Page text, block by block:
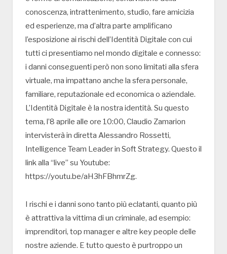
conoscenza, intrattenimento, studio, fare amicizia
ed esperienze, ma d’altra parte amplificano
l’esposizione ai rischi dell’Identità Digitale con cui
tutti ci presentiamo nel mondo digitale e connesso:
i danni conseguenti però non sono limitati alla sfera
virtuale, ma impattano anche la sfera personale,
familiare, reputazionale ed economica o aziendale.
L’Identità Digitale è la nostra identità. Su questo
tema, l’8 aprile alle ore 10:00, Claudio Zamarion
intervisterà in diretta Alessandro Rossetti,
Intelligence Team Leader in Soft Strategy. Questo il
link alla “live” su Youtube:
https://youtu.be/aH3hFBhmrZg.
I rischi e i danni sono tanto più eclatanti, quanto più
è attrattiva la vittima di un criminale, ad esempio:
imprenditori, top manager e altre key people delle
nostre aziende. E tutto questo è purtroppo un